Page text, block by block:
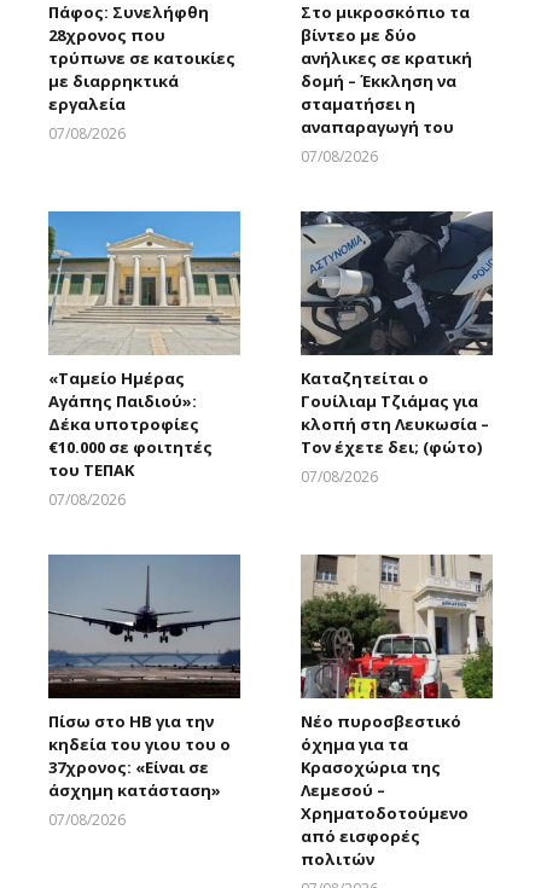
Πάφος: Συνελήφθη
28χρονος που
τρύπωνε σε κατοικίες
με διαρρηκτικά
εργαλεία
07/08/2026
Στο μικροσκόπιο τα
βίντεο με δύο
ανήλικες σε κρατική
δομή – Έκκληση να
σταματήσει η
αναπαραγωγή του
07/08/2026
«Ταμείο Ημέρας
Αγάπης Παιδιού»:
Δέκα υποτροφίες
€10.000 σε φοιτητές
του ΤΕΠΑΚ
07/08/2026
Καταζητείται ο
Γουίλιαμ Τζιάμας για
κλοπή στη Λευκωσία –
Τον έχετε δει; (φώτο)
07/08/2026
Πίσω στο ΗΒ για την
κηδεία του γιου του ο
37χρονος: «Είναι σε
άσχημη κατάσταση»
07/08/2026
Νέο πυροσβεστικό
όχημα για τα
Κρασοχώρια της
Λεμεσού –
Χρηματοδοτούμενο
από εισφορές
πολιτών